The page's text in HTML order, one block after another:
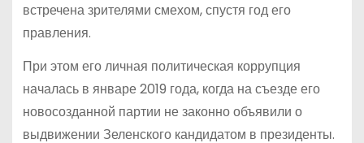
встречена зрителями смехом, спустя год его
правления.
При этом его личная политическая коррупция
началась в январе 2019 года, когда на съезде его
новосозданной партии не законно объявили о
выдвижении Зеленского кандидатом в президенты.